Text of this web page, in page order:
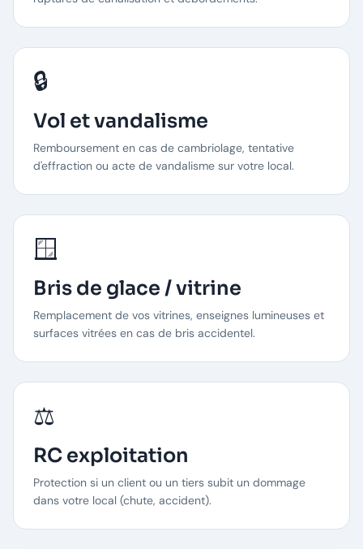
🔒
Vol et vandalisme
Remboursement en cas de cambriolage, tentative
d'effraction ou acte de vandalisme sur votre local.
🪟
Bris de glace / vitrine
Remplacement de vos vitrines, enseignes lumineuses et
surfaces vitrées en cas de bris accidentel.
⚖️
RC exploitation
Protection si un client ou un tiers subit un dommage
dans votre local (chute, accident).